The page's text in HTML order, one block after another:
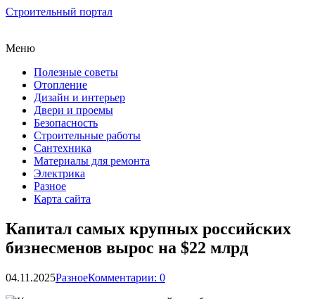
Строительный портал
Меню
Полезные советы
Отопление
Дизайн и интерьер
Двери и проемы
Безопасность
Строительные работы
Сантехника
Материалы для ремонта
Электрика
Разное
Карта сайта
Капитал самых крупных российских
бизнесменов вырос на $22 млрд
04.11.2025РазноеКомментарии: 0